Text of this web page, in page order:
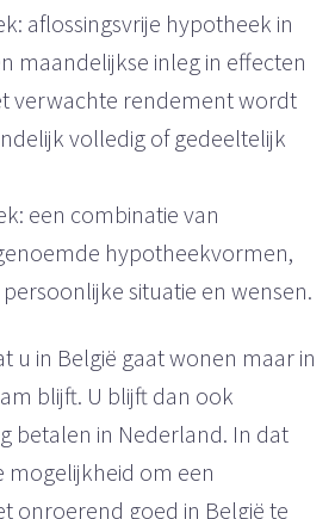
aflossingsvrije hypotheek in
maandelijkse inleg in effecten
verwachte rendement wordt
volledig of gedeeltelijk
een combinatie van
hypotheekvormen,
situatie en wensen.
u in België gaat wonen maar in
blijft. U blijft dan ook
betalen in Nederland. In dat
mogelijkheid om een
onroerend goed in België te